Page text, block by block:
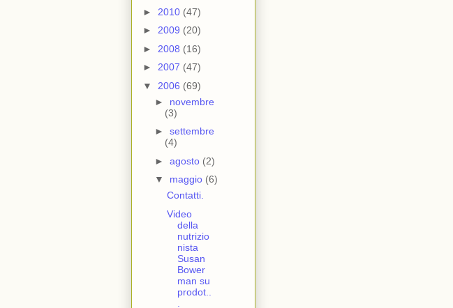
► 2010 (47)
► 2009 (20)
► 2008 (16)
► 2007 (47)
▼ 2006 (69)
► novembre
(3)
► settembre
(4)
► agosto (2)
▼ maggio (6)
Contatti.
Video
della
nutrizio
nista
Susan
Bower
man su
prodot..